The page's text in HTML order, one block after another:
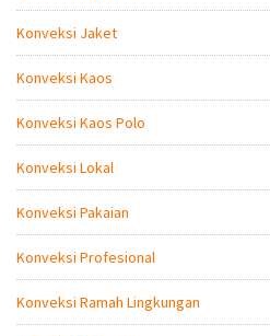
Konveksi Jaket
Konveksi Kaos
Konveksi Kaos Polo
Konveksi Lokal
Konveksi Pakaian
Konveksi Profesional
Konveksi Ramah Lingkungan